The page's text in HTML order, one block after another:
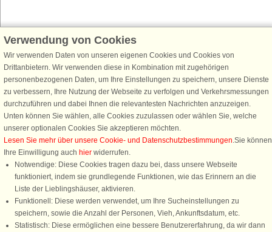
Schließen Sie sich 100.000 Ferienhaus-Fans an
Erhalten Sie einenWillkommensgutschein von 25 € für Ihren nächsten
Ferienhausurlaub - melden Sie sich einfach für den DanCenter Newsletter
an. Verpassen Sie nie wieder exklusive Angebote, Gewinnspiele und
Urlaubstipps!
Newsletter abonnieren
Verwendung von Cookies
Wir verwenden Daten von unseren eigenen Cookies und Cookies von
Drittanbietern. Wir verwenden diese in Kombination mit zugehörigen
personenbezogenen Daten, um Ihre Einstellungen zu speichern, unsere Dienste
zu verbessern, Ihre Nutzung der Webseite zu verfolgen und Verkehrsmessungen
durchzuführen und dabei Ihnen die relevantesten Nachrichten anzuzeigen.
Unten können Sie wählen, alle Cookies zuzulassen oder wählen Sie, welche
unserer optionalen Cookies Sie akzeptieren möchten.
Lesen Sie mehr über unsere Cookie- und Datenschutzbestimmungen.Sie können
Ihre Einwilligung auch hier widerrufen.
Notwendige: Diese Cookies tragen dazu bei, dass unsere Webseite
funktioniert, indem sie grundlegende Funktionen, wie das Erinnern an die
Liste der Lieblingshäuser, aktivieren.
Funktionell: Diese werden verwendet, um Ihre Sucheinstellungen zu
speichern, sowie die Anzahl der Personen, Vieh, Ankunftsdatum, etc.
Statistisch: Diese ermöglichen eine bessere Benutzererfahrung, da wir dann